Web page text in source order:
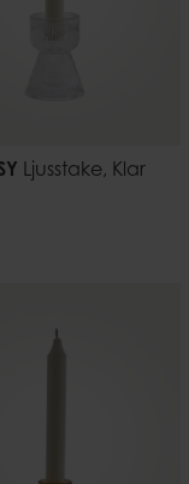
Ljusstake, Klar